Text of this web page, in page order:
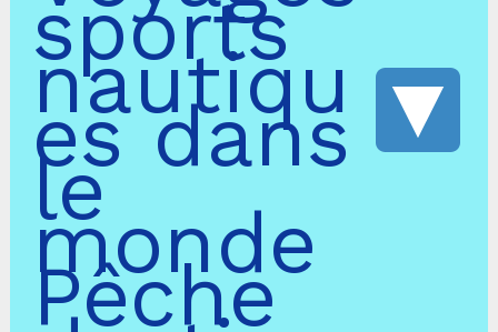
sports
nautiqu
es dans
le
monde
Pêche